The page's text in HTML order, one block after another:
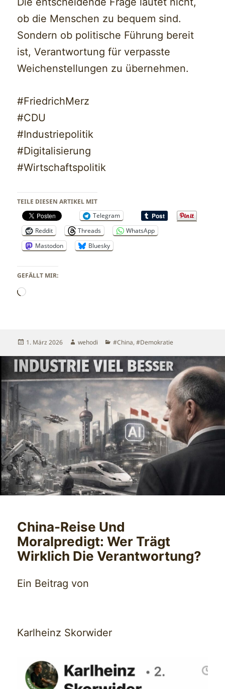
ob die Menschen zu bequem sind.
Sondern ob politische Führung bereit
ist, Verantwortung für verpasste
Weichenstellungen zu übernehmen.
#FriedrichMerz
#CDU
#Industriepolitik
#Digitalisierung
#Wirtschaftspolitik
TEILE DIESEN ARTIKEL MIT
Telegram
Reddit
Threads
WhatsApp
Mastodon
Bluesky
GEFÄLLT MIR:
Wird
Veröffentlicht
1. März 2026 Autor
wehodi Kategorien
#China,#Demokratie
China-Reise Und
Moralpredigt: Wer Trägt
Wirklich Die Verantwortung?
Ein Beitrag von
Karlheinz Skorwider